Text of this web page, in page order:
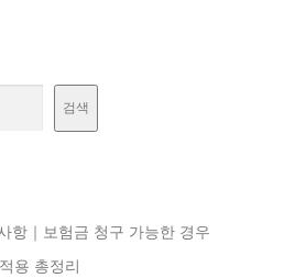
검색
항｜보험금 청구 가능한 경우
용 총정리